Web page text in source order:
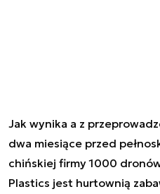
Jak wynika a z
dwa miesiące przed
chińskiej firmy 1000
Plastics jest hurtownią